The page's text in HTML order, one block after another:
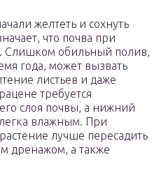
желтеть и сохнуть
что почва при
Слишком обильный полив,
года, может вызвать
листьев и даже
требуется
слоя почвы, а нижний
влажным. При
лучше пересадить
дренажом, а также